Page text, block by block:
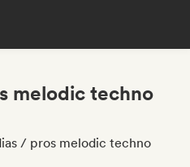
melodic techno
/ pros melodic techno